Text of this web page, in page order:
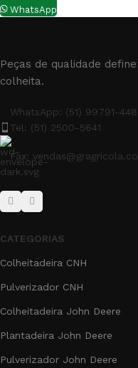
WhatsApp
Peças de qualidade
colheita.
WhatsApp: (51) 99791-
Tel: (51) 2500-5641
Fax:
CATEGORIAS
Colheitadeira CNH
Pulverizador CNH
Colheitadeira John Deere
Plantadeira John Deere
Pulverizador John Deere